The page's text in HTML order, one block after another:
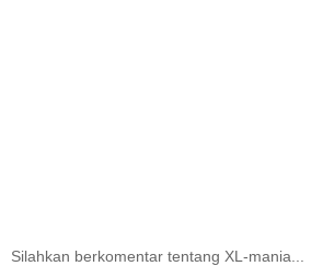
Silahkan berkomentar tentang XL-mania...